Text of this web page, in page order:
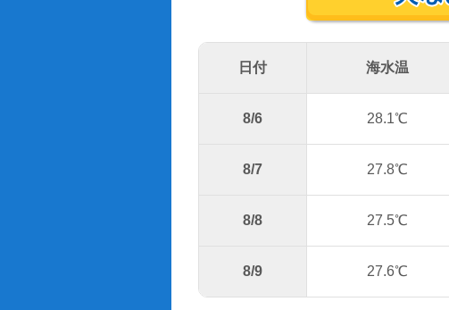
日付 海水温
8/6 28.1℃
8/7 27.8℃
8/8 27.5℃
8/9 27.6℃